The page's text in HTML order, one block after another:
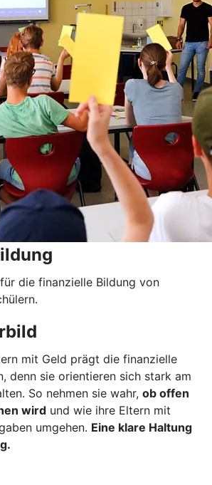
die finanzielle Bildung von
mit Geld prägt die finanzielle
denn sie orientieren sich stark am
So nehmen sie wahr, ob offen
wird und wie ihre Eltern mit
umgehen. Eine klare Haltung